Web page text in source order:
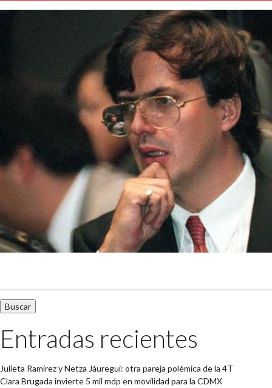
Entradas recientes
Julieta Ramírez y Netza Jáuregui: otra pareja polémica de la 4T
Clara Brugada invierte 5 mil mdp en movilidad para la CDMX